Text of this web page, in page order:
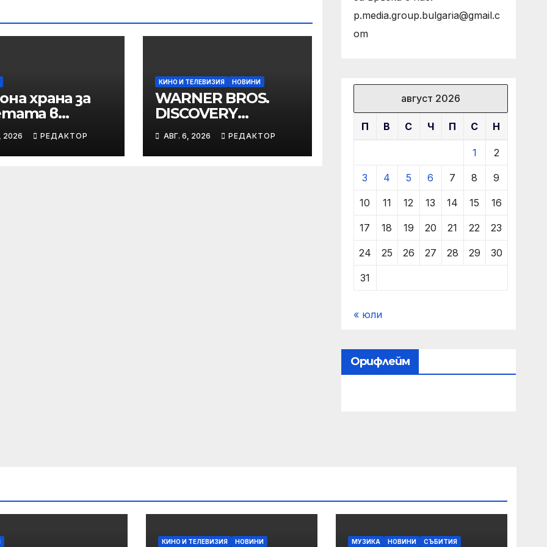
храна за
в
дари
за година
2026 РЕДАКТОР
КИНО И ТЕЛЕВИЗИЯ НОВИНИ
WARNER BROS.
DISCOVERY
ЕВРОПЕЙСКОТО
ПЪРВЕНСТВО ПО
АВГ. 6, 2026 РЕДАКТОР
p.media.group.bulgaria@gmail.c
om
август 2026
П В С Ч П С Н
1 2
3 4 5 6 7 8 9
10 11 12 13 14 15 16
17 18 19 20 21 22 23
24 25 26 27 28 29 30
31
« юли
Орифлейм
КИНО И ТЕЛЕВИЗИЯ НОВИНИ МУЗИКА НОВИНИ СЪБИТИЯ